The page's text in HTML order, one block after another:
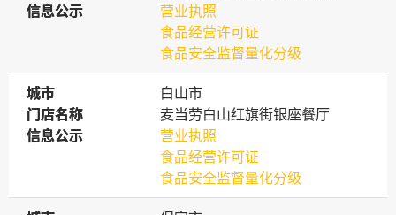
信息公示
信息公示
营业执照
食品经营许可证
食品安全监督量化分级
城市
城市
白山市
门店名称
门店名称
麦当劳白山红旗街银座餐厅
信息公示
信息公示
营业执照
食品经营许可证
食品安全监督量化分级